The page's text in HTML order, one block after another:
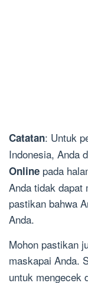
Catatan: Untuk
Indonesia, Anda
Online pada
Anda tidak dapat
pastikan bahwa
Anda.
Mohon pastikan
maskapai Anda.
untuk mengecek